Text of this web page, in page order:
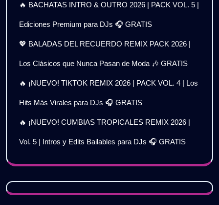
🔥 BACHATAS INTRO & OUTRO 2026 | PACK VOL. 5 |
Ediciones Premium para DJs 🎧 GRATIS
💖 BALADAS DEL RECUERDO REMIX PACK 2026 |
Los Clásicos que Nunca Pasan de Moda 🎶 GRATIS
🔥 ¡NUEVO! TIKTOK REMIX 2026 | PACK VOL. 4 | Los
Hits Más Virales para DJs 🎧 GRATIS
🔥 ¡NUEVO! CUMBIAS TROPICALES REMIX 2026 |
Vol. 5 | Intros y Edits Bailables para DJs 🎧 GRATIS